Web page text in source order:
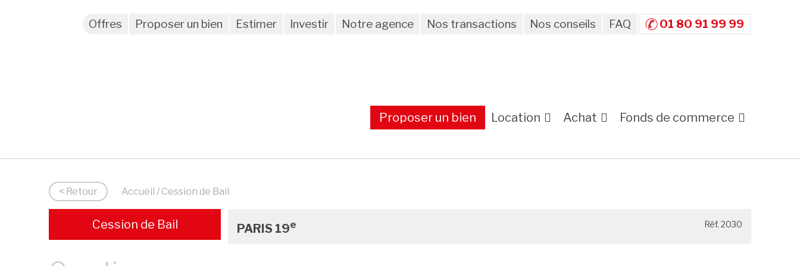
Offres Proposer un bien Estimer Investir Notre agence Nos transactions Nos conseils FAQ 01 80 91 99 99
Proposer un bien Location Achat Fonds de commerce
< Retour Accueil / Cession de Bail
Cession de Bail PARIS 19e Réf. 2030